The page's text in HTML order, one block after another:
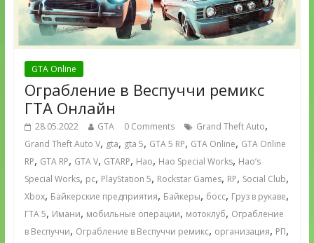
GTA Online
Ограбление в Веспуччи ремикс
ГТА Онлайн
28.05.2022 GTA 0 Comments Grand Theft Auto,
Grand Theft Auto V, gta, gta 5, GTA 5 RP, GTA Online, GTA Online
RP, GTA RP, GTA V, GTARP, Hao, Hao Special Works, Hao’s
Special Works, pc, PlayStation 5, Rockstar Games, RP, Social Club,
Xbox, Байкерские предприятия, Байкеры, босс, Груз в рукаве,
ГТА 5, Имани, мобильные операции, мотоклуб, Ограбление
в Веспуччи, Ограбление в Веспуччи ремикс, организация, РП,